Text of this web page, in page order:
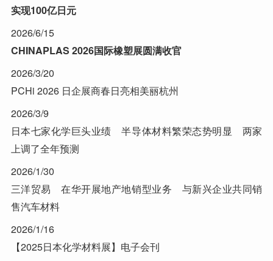
实现100亿日元
2026/6/15
CHINAPLAS 2026国际橡塑展圆满收官
2026/3/20
PCHi 2026 日企展商春日亮相美丽杭州
2026/3/9
日本七家化学巨头业绩 半导体材料繁荣态势明显 两家
上调了全年预测
2026/1/30
三洋贸易 在华开展地产地销型业务 与新兴企业共同销
售汽车材料
2026/1/16
【2025日本化学材料展】电子会刊